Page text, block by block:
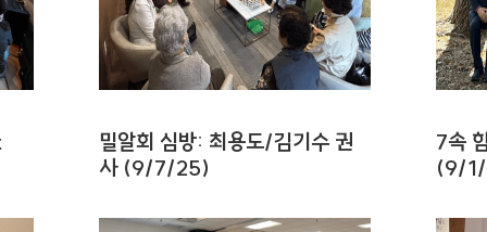
밀알회 심방: 최용도/김기수 권
사 (9/7/25)
7속
(9/